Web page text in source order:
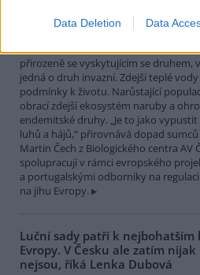
Data Deletion Data
v
přirozeně se vyskytujícím se druhem,
jedná o druh invazní. Zdejší teplé
podmínky k životu. Narůstající
obrací zdejší ekosystém naruby a
endemitské druhy. „Je to jako
luhů a hájů,“ přirovnává dopad
Martin Čech z Biologického centra AV
spolupracují v rámci evropského
a portugalskými odborníky na
na jihu Evropy.
Luční sady patří k
Evropy. V Česku ale zatím
nejsou, říká Lenka Dubová